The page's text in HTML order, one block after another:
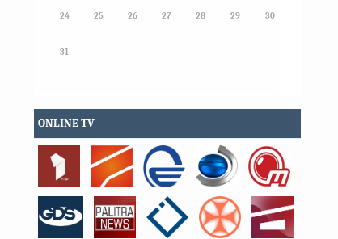
24 25 26 27 28 29 30
31
ONLINE TV